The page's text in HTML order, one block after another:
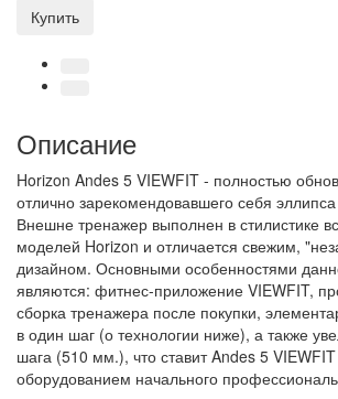
Купить
Описание
Horizon Andes 5 VIEWFIT - полностью
отлично зарекомендовавшего себя
Внешне тренажер выполнен в стилистике
моделей Horizon и отличается свежим,
дизайном. Основными особенностями
являются: фитнес-приложение VIEWFIT,
сборка тренажера после покупки,
в один шаг (о технологии ниже), а также
шага (510 мм.), что ставит Andes 5
оборудованием начального